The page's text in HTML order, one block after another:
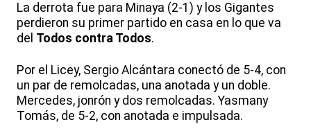
La derrota fue para Minaya (2-1) y los Gigantes
perdieron su primer partido en casa en lo que va
del Todos contra Todos.
Por el Licey, Sergio Alcántara conectó de 5-4, con
un par de remolcadas, una anotada y un doble.
Mercedes, jonrón y dos remolcadas. Yasmany
Tomás, de 5-2, con anotada e impulsada.